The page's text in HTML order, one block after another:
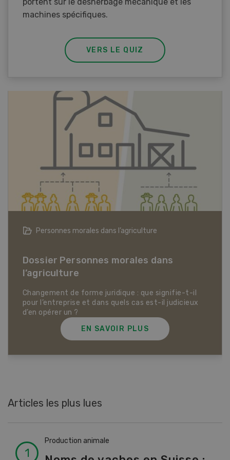
machines spécifiques.
VERS LE QUIZ
Articles biologiques
Dossier Articles biologiques
EN SAVOIR PLUS
Articles les plus lues
Production animale